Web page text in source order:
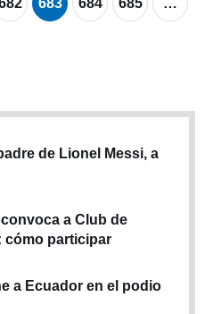
de Lionel Messi, a
a Club de
cómo participar
a Ecuador en el podio